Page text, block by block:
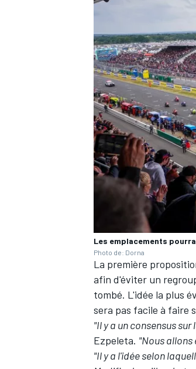
Les emplacements
Photo de: Dorna
La première
afin d'éviter un
tombé. L'idée la plus
sera pas facile à faire
"Il y a un consensus
Ezpeleta. "Nous allons
"Il y a l'idée selon